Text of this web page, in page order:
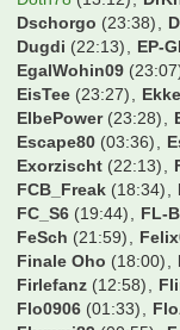
Doth78 (13:12)
Dschorgo (23:38)
Dugdi (22:13) EP-
EgalWohin09
EisTee (23:27)
ElbePower (23:28)
Escape80 (03:36)
Exorzischt (22:13)
FCB_Freak (18:34)
FC_S6 (19:44) FL-
FeSch (21:59)
Finale Oho (18:00)
Firlefanz (12:58)
Flo0906 (01:33)